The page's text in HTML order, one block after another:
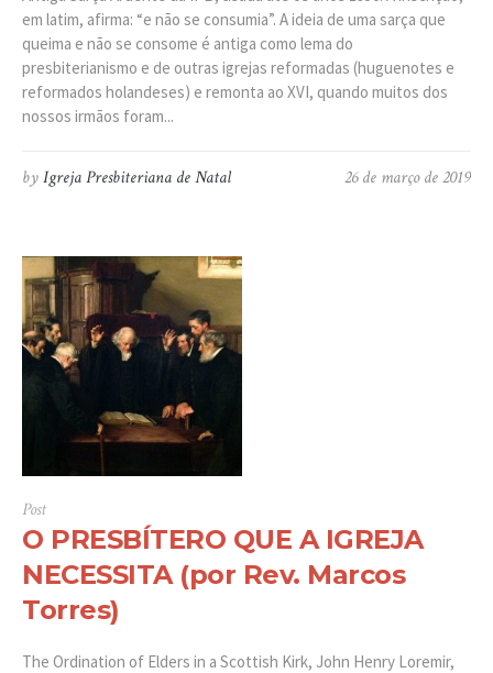
em latim, afirma: “e não se consumia”. A ideia de uma sarça que
queima e não se consome é antiga como lema do
presbiterianismo e de outras igrejas reformadas (huguenotes e
reformados holandeses) e remonta ao XVI, quando muitos dos
nossos irmãos foram...
26 de março de 2019
byIgreja Presbiteriana de Natal
Post
O PRESBÍTERO QUE A IGREJA
NECESSITA (por Rev. Marcos
Torres)
The Ordination of Elders in a Scottish Kirk, John Henry Loremir,